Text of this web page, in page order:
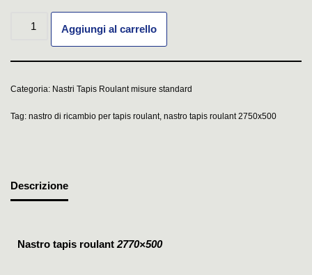
Aggiungi al carrello
Categoria: Nastri Tapis Roulant misure standard
Tag: nastro di ricambio per tapis roulant, nastro tapis roulant 2750x500
Descrizione
Nastro tapis roulant 2770×500